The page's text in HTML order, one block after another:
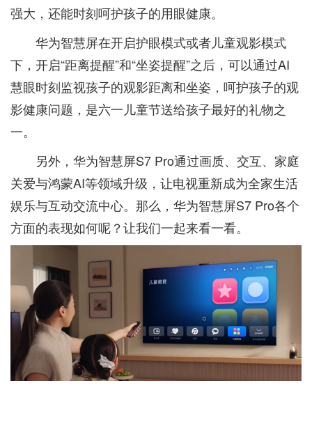
强大，还能时刻呵护孩子的用眼健康。
华为智慧屏在开启护眼模式或者儿童观影模式
下，开启“距离提醒”和“坐姿提醒”之后，可以通过AI
慧眼时刻监视孩子的观影距离和坐姿，呵护孩子的观
影健康问题，是六一儿童节送给孩子最好的礼物之
一。
另外，华为智慧屏S7 Pro通过画质、交互、家庭
关爱与鸿蒙AI等领域升级，让电视重新成为全家生活
娱乐与互动交流中心。那么，华为智慧屏S7 Pro各个
方面的表现如何呢？让我们一起来看一看。